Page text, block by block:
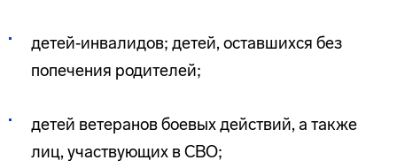
детей‑инвалидов; детей, оставшихся без
попечения родителей;
детей ветеранов боевых действий, а также
лиц, участвующих в СВО;